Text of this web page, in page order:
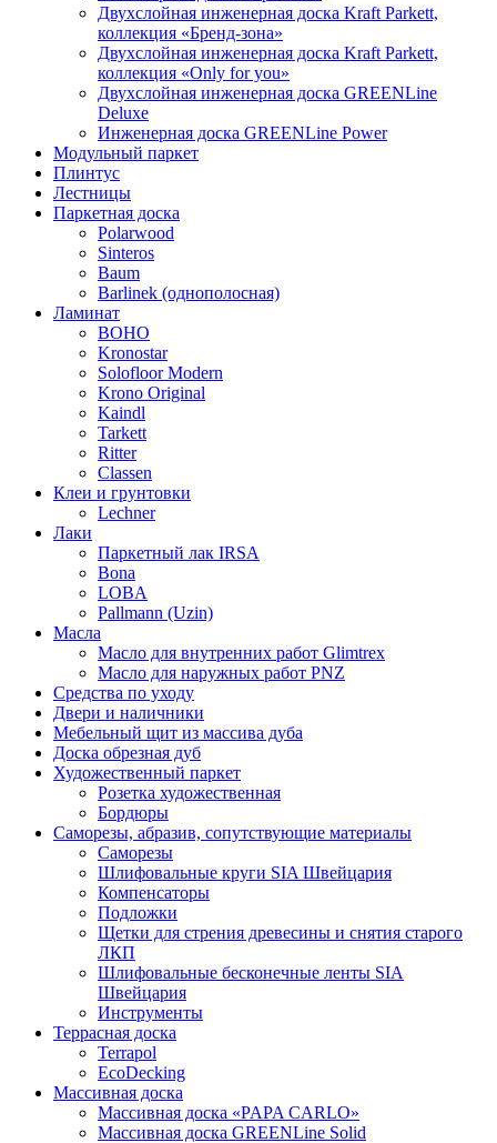
Двухслойная инженерная доска Kraft Parkett,
коллекция «Бренд-зона»
Двухслойная инженерная доска Kraft Parkett,
коллекция «Only for you»
Двухслойная инженерная доска GREENLine
Deluxe
Инженерная доска GREENLine Power
Модульный паркет
Плинтус
Лестницы
Паркетная доска
Polarwood
Sinteros
Baum
Barlinek (однополосная)
Ламинат
BOHO
Kronostar
Solofloor Modern
Krono Original
Kaindl
Tarkett
Ritter
Classen
Клеи и грунтовки
Lechner
Лаки
Паркетный лак IRSA
Bona
LOBA
Pallmann (Uzin)
Масла
Масло для внутренних работ Glimtrex
Масло для наружных работ PNZ
Средства по уходу
Двери и наличники
Мебельный щит из массива дуба
Доска обрезная дуб
Художественный паркет
Розетка художественная
Бордюры
Саморезы, абразив, сопутствующие материалы
Саморезы
Шлифовальные круги SIA Швейцария
Компенсаторы
Подложки
Щетки для стрения древесины и снятия старого
ЛКП
Шлифовальные бесконечные ленты SIA
Швейцария
Инструменты
Террасная доска
Terrapol
EcoDecking
Массивная доска
Массивная доска «PAPA CARLO»
Массивная доска GREENLine Solid